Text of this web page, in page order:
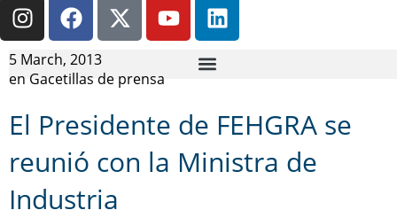
5 March, 2013
en Gacetillas de prensa
El Presidente de FEHGRA se
reunió con la Ministra de
Industria